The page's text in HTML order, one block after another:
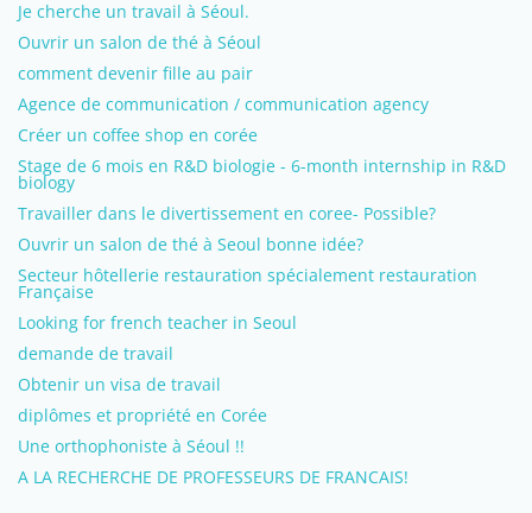
Je cherche un travail à Séoul.
Ouvrir un salon de thé à Séoul
comment devenir fille au pair
Agence de communication / communication agency
Créer un coffee shop en corée
Stage de 6 mois en R&D biologie - 6-month internship in R&D
biology
Travailler dans le divertissement en coree- Possible?
Ouvrir un salon de thé à Seoul bonne idée?
Secteur hôtellerie restauration spécialement restauration
Française
Looking for french teacher in Seoul
demande de travail
Obtenir un visa de travail
diplômes et propriété en Corée
Une orthophoniste à Séoul !!
A LA RECHERCHE DE PROFESSEURS DE FRANCAIS!